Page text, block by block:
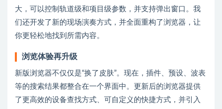
大，可以控制轨道级和项目级参数，并支持弹出窗口。我
们还开发了新的现场演奏方式，并全面重构了浏览器，让
你更轻松地找到所需内容。
浏览体验再升级
新版浏览器不仅仅是“换了皮肤”。现在，插件、预设、波表
等的搜索结果都整合在一个界面中。更新后的浏览器提供
了更高效的设备查找方式、可自定义的快捷方式，并引入